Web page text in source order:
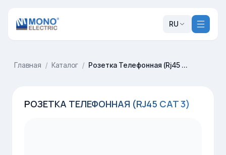
RU
Главная / Каталог / Розетка Телефонная (Rj45 Cat 3)
РОЗЕТКА ТЕЛЕФОННАЯ (RJ45 CAT 3)